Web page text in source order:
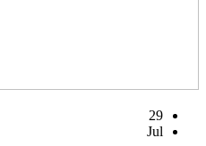
29
Jul